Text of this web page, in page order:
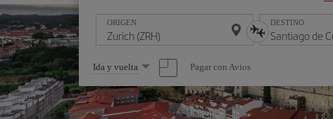
ORIGEN DESTINO
Seleccione
una
opción
Ida y vuelta Pagar con Avios